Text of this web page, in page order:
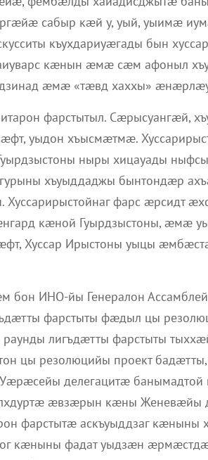
сабыр кæй у, уый, уыимæ
къухдариуæгады бын
кæнын æмæ сæм афоныл
æмæ «тæвд хаххы»
фарстытыл. Сæрысуангæй,
уыдон хъысмæтмæ.
ныры хицауады
хъуыддаджы бынтондæр
Хуссарирыстойнаг фарс æрсидт
кæной Гуырдзыстоны, æмæ
Хуссар Ирыстоны уыцы
ИНО-йы Генералон
фарстыты фæдыл цы
лигъдæтты фарстыты
цы резолюцийы проект бадæтты,
делегацитæ банымадтой
æвзæрын кæны Женевæйы
фарстытæ аскъуыддзаг кæныны
кæныны фадат уыдзæн